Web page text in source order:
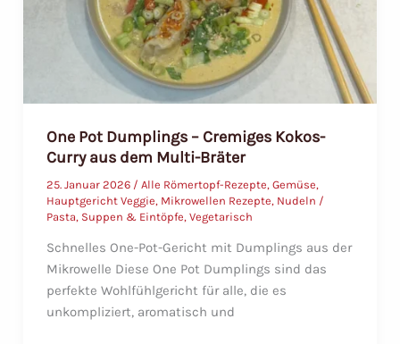
One Pot Dumplings – Cremiges Kokos-
Curry aus dem Multi-Bräter
25. Januar 2026 / Alle Römertopf-Rezepte, Gemüse,
Hauptgericht Veggie, Mikrowellen Rezepte, Nudeln /
Pasta, Suppen & Eintöpfe, Vegetarisch
Schnelles One-Pot-Gericht mit Dumplings aus der
Mikrowelle Diese One Pot Dumplings sind das
perfekte Wohlfühlgericht für alle, die es
unkompliziert, aromatisch und